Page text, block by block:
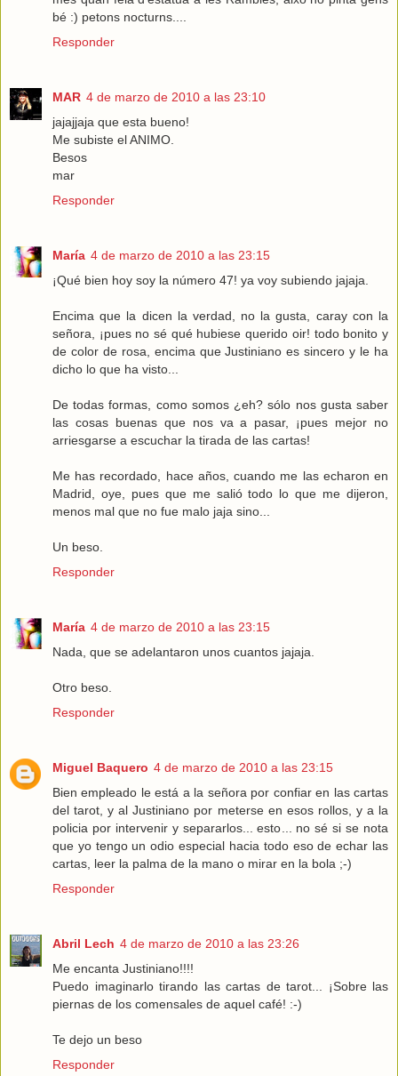
bé :) petons nocturns....
Responder
MAR 4 de marzo de 2010 a las 23:10
jajajjaja que esta bueno!
Me subiste el ANIMO.
Besos
mar
Responder
María 4 de marzo de 2010 a las 23:15
¡Qué bien hoy soy la número 47! ya voy subiendo jajaja.
Encima que la dicen la verdad, no la gusta, caray con la
señora, ¡pues no sé qué hubiese querido oir! todo bonito y
de color de rosa, encima que Justiniano es sincero y le ha
dicho lo que ha visto...
De todas formas, como somos ¿eh? sólo nos gusta saber
las cosas buenas que nos va a pasar, ¡pues mejor no
arriesgarse a escuchar la tirada de las cartas!
Me has recordado, hace años, cuando me las echaron en
Madrid, oye, pues que me salió todo lo que me dijeron,
menos mal que no fue malo jaja sino...
Un beso.
Responder
María 4 de marzo de 2010 a las 23:15
Nada, que se adelantaron unos cuantos jajaja.
Otro beso.
Responder
Miguel Baquero 4 de marzo de 2010 a las 23:15
Bien empleado le está a la señora por confiar en las cartas
del tarot, y al Justiniano por meterse en esos rollos, y a la
policia por intervenir y separarlos... esto... no sé si se nota
que yo tengo un odio especial hacia todo eso de echar las
cartas, leer la palma de la mano o mirar en la bola ;-)
Responder
Abril Lech 4 de marzo de 2010 a las 23:26
Me encanta Justiniano!!!!
Puedo imaginarlo tirando las cartas de tarot... ¡Sobre las
piernas de los comensales de aquel café! :-)
Te dejo un beso
Responder